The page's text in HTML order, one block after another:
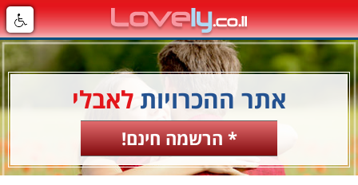
אתר ההכרויות לאבלי
* הרשמה חינם!